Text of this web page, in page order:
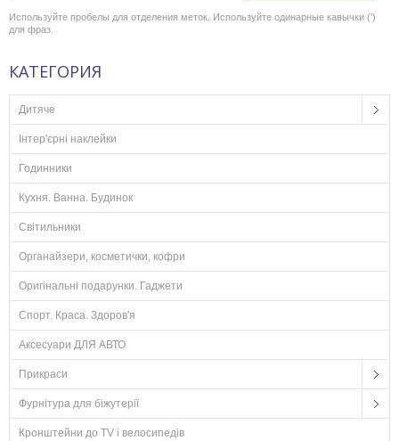
Используйте пробелы для отделения меток. Используйте одинарные кавычки (')
для фраз.
КАТЕГОРИЯ
Дитяче
Інтер'єрні наклейки
Годинники
Кухня. Ванна. Будинок
Світильники
Органайзери, косметички, кофри
Оригінальні подарунки. Гаджети
Спорт. Краса. Здоров'я
Аксесуари ДЛЯ АВТО
Прикраси
Фурнітура для біжутерії
Кронштейни до TV і велосипедів